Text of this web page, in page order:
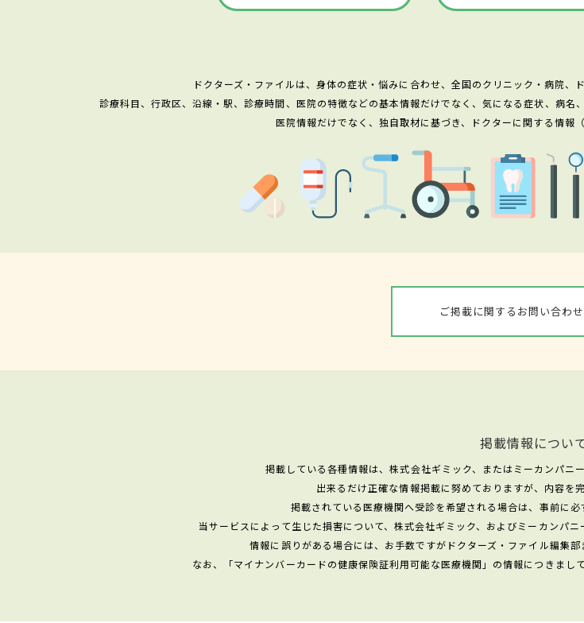
ドクターズ・ファイルは、身体の症状・悩みに合わせ、全国のクリニック・病院、
診療科目、行政区、沿線・駅、診療時間、医院の特徴などの基本情報だけでなく、気になる症状、病名
医院情報だけでなく、独自取材に基づき、ドクターに関する情報
ご掲載に関するお問い合わ
掲載情報につい
掲載している各種情報は、株式会社ギミック、またはミーカンパニ
出来るだけ正確な情報掲載に努めておりますが、内容を
掲載されている医療機関へ受診を希望される場合は、事前に必
当サービスによって生じた損害について、株式会社ギミック、およびミーカンパ
情報に誤りがある場合には、お手数ですがドクターズ・ファイル編集
なお、「マイナンバーカードの健康保険証利用可能な医療機関」の情報につきまし